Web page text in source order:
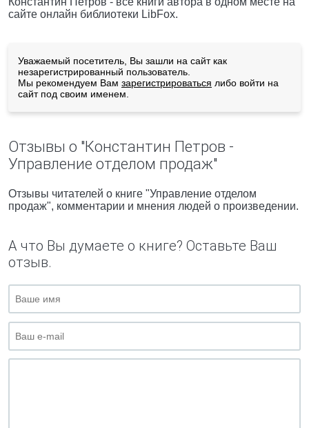
сайте онлайн библиотеки LibFox.
Уважаемый посетитель, Вы зашли на сайт как
незарегистрированный пользователь.
Мы рекомендуем Вам зарегистрироваться либо войти на
сайт под своим именем.
Отзывы о "Константин Петров -
Управление отделом продаж"
Отзывы читателей о книге "Управление отделом
продаж", комментарии и мнения людей о произведении.
А что Вы думаете о книге? Оставьте Ваш
отзыв.